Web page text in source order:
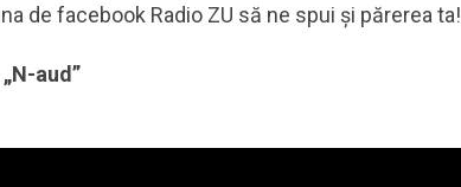
de facebook Radio ZU să ne spui și părerea ta!
aud”